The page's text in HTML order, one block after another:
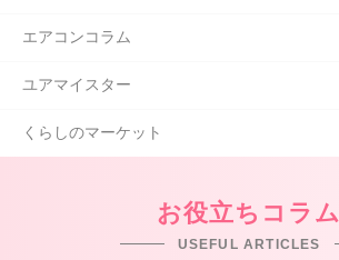
エアコンコラム
ユアマイスター
くらしのマーケット
お役立ちコラム
USEFUL ARTICLES